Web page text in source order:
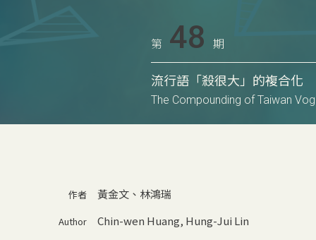
第 48 期
流行語「殺很大」的複合化
The Compounding of Taiwan
作者 黃金文、林鴻瑞
Author Chin-wen Huang, Hung-Jui Lin